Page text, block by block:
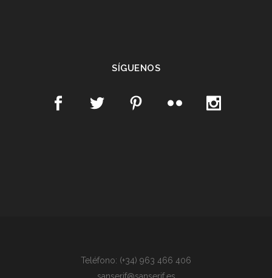
SÍGUENOS
Teléfono: (+34) 963 466 406